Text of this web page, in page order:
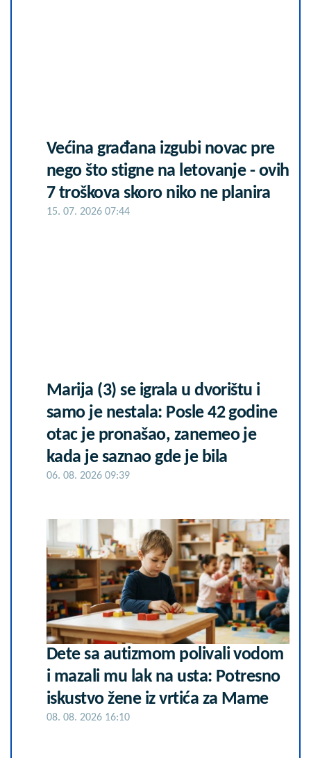
Većina građana izgubi novac pre
nego što stigne na letovanje - ovih
7 troškova skoro niko ne planira
15. 07. 2026 07:44
Marija (3) se igrala u dvorištu i
samo je nestala: Posle 42 godine
otac je pronašao, zanemeo je
kada je saznao gde je bila
06. 08. 2026 09:39
Dete sa autizmom polivali vodom
i mazali mu lak na usta: Potresno
iskustvo žene iz vrtića za Mame
08. 08. 2026 16:10